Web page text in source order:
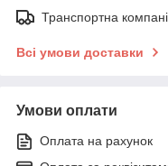
Транспортна
Всі умови доставки
Умови оплати
Оплата на рахунок